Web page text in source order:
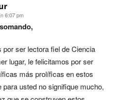
6:07 pm
por ser lectora fiel de Ciencia
lugar, le felicitamos por ser
más prolíficas en estos
para usted no signifique mucho,